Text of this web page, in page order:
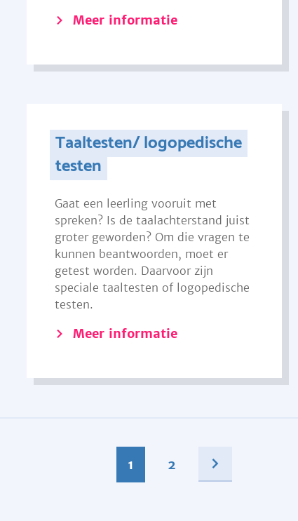
Meer informatie
Taaltesten/ logopedische
testen
Gaat een leerling vooruit met
spreken? Is de taalachterstand juist
groter geworden? Om die vragen te
kunnen beantwoorden, moet er
getest worden. Daarvoor zijn
speciale taaltesten of logopedische
testen.
Meer informatie
1 2